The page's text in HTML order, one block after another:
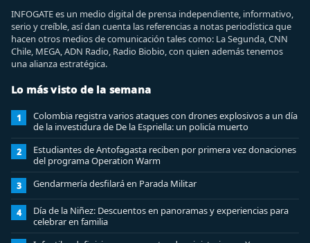
INFOGATE es un medio digital de prensa independiente, informativo,
serio y creíble, así dan cuenta las referencias a notas periodística que
hacen otros medios de comunicación tales como: La Segunda, CNN
Chile, MEGA, ADN Radio, Radio Biobio, con quien además tenemos
una alianza estratégica.
Lo más visto de la semana
1
Colombia registra varios ataques con drones explosivos a un día
de la investidura de De la Espriella: un policía muerto
2
Estudiantes de Antofagasta reciben por primera vez donaciones
del programa Operation Warm
3 Gendarmería desfilará en Parada Militar
4
Día de la Niñez: Descuentos en panoramas y experiencias para
celebrar en familia